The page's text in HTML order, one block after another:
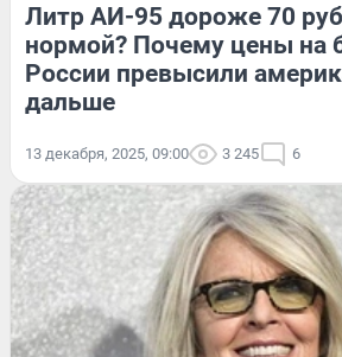
Литр АИ-95 дороже 70
нормой? Почему цены на
России превысили
дальше
13 декабря, 2025, 09:00 3 245 6